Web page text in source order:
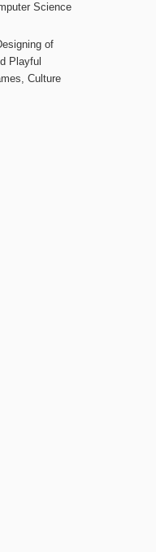
Science
of
Playful
Culture